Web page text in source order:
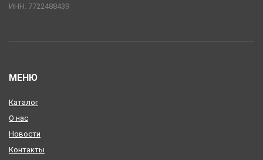
ИНН: 7722488439
МЕНЮ
Каталог
О нас
Новости
Контакты